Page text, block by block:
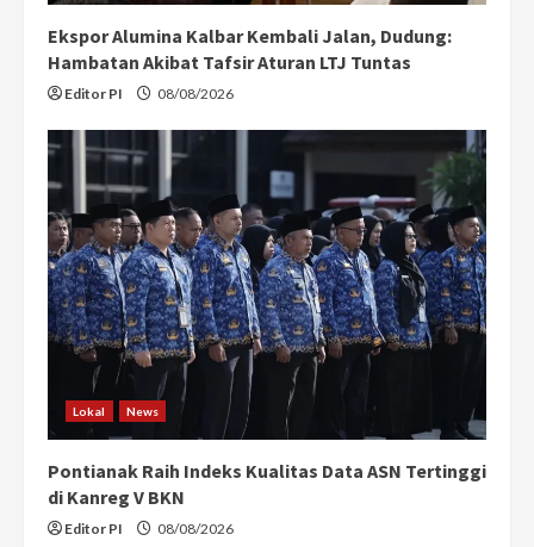
Ekspor Alumina Kalbar Kembali Jalan, Dudung:
Hambatan Akibat Tafsir Aturan LTJ Tuntas
Editor PI 08/08/2026
Lokal News
Pontianak Raih Indeks Kualitas Data ASN Tertinggi
di Kanreg V BKN
Editor PI 08/08/2026